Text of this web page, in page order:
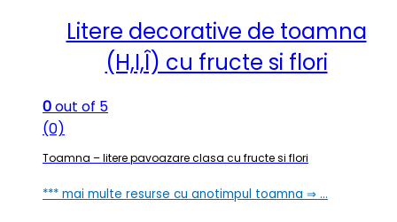
Litere decorative de toamna
(H,I,Î) cu fructe si flori
0out of 5
(0)
Toamna – litere pavoazare clasa cu fructe si flori
*** mai multe resurse cu anotimpul toamna ⇒ …